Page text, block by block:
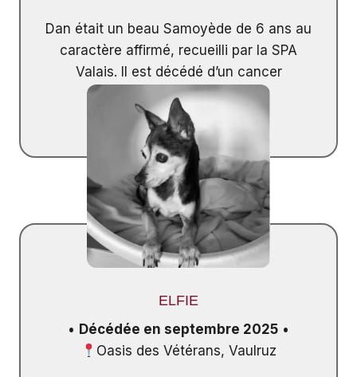
Dan était un beau Samoyède de 6 ans au
caractère affirmé, recueilli par la SPA
Valais. Il est décédé d’un cancer
généralisé.
ELFIE
• Décédée en septembre 2025 •
Oasis des Vétérans, Vaulruz